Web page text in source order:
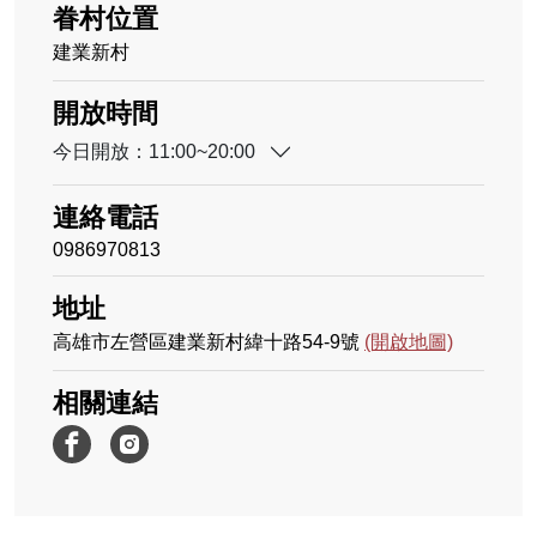
眷村位置
建業新村
開放時間
今日開放：11:00~20:00
連絡電話
0986970813
地址
高雄市左營區建業新村緯十路54-9號 (開啟地圖)
相關連結